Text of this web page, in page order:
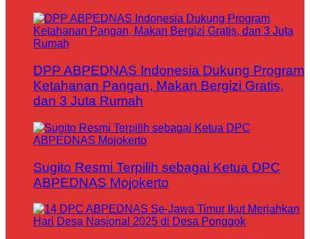
DPP ABPEDNAS Indonesia Dukung Program
Ketahanan Pangan, Makan Bergizi Gratis,
dan 3 Juta Rumah
Sugito Resmi Terpilih sebagai Ketua DPC
ABPEDNAS Mojokerto